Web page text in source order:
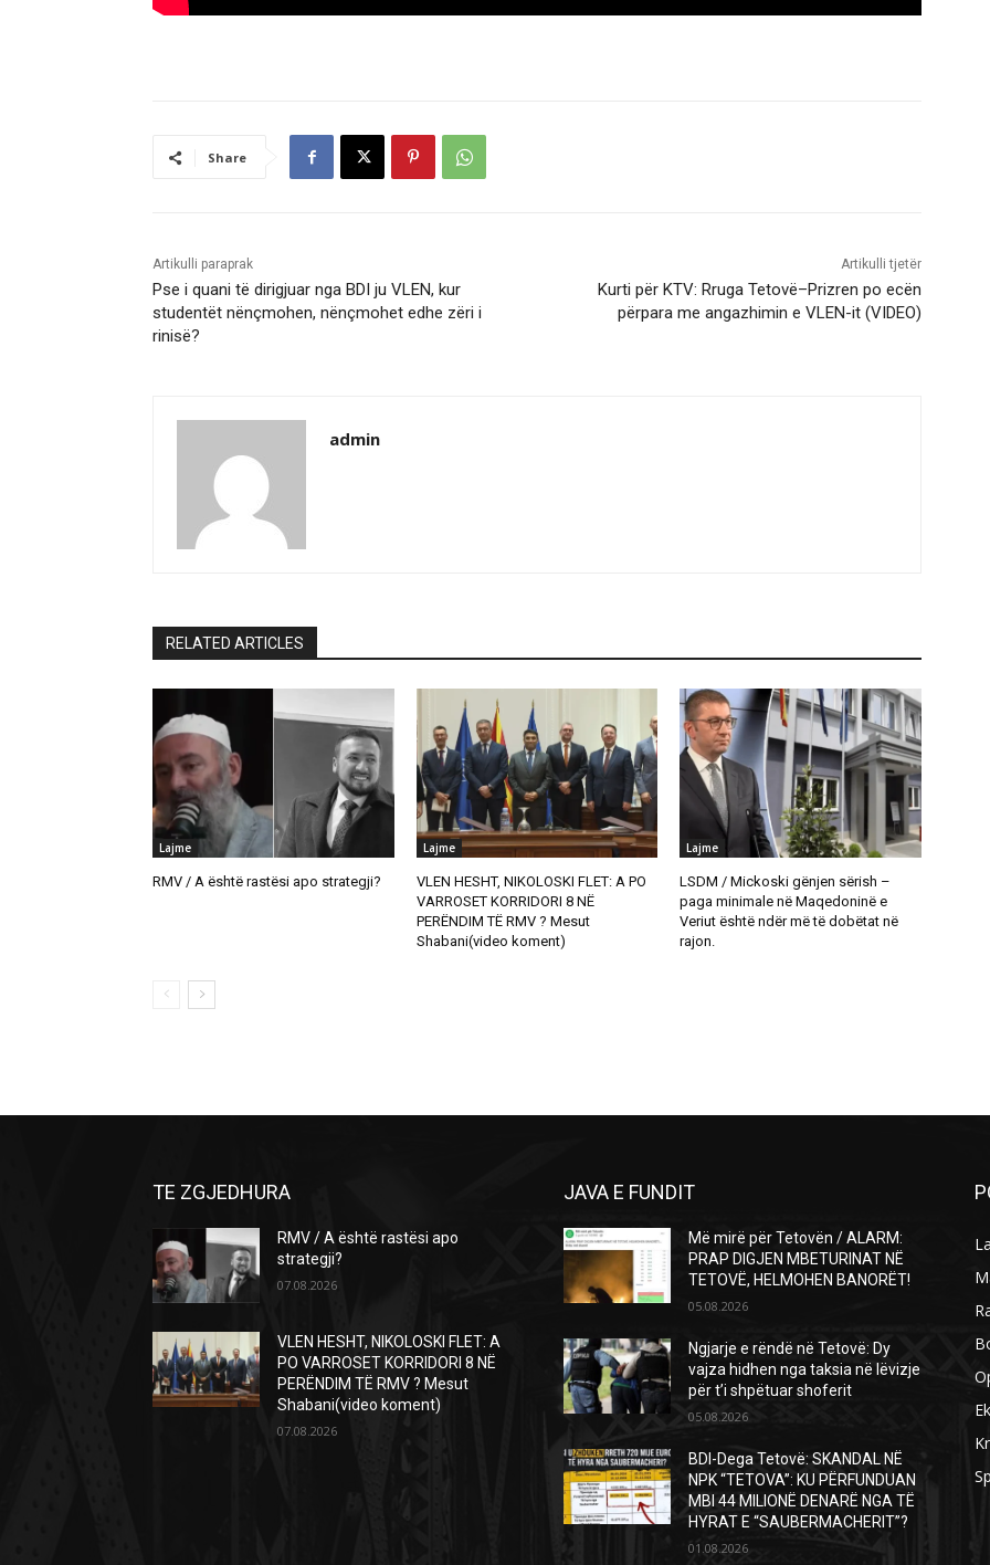
Share
Artikulli paraprak
Pse i quani të dirigjuar nga BDI ju VLEN, kur
studentët nënçmohen, nënçmohet edhe zëri i
rinisë?
Artikulli tjetër
Kurti për KTV: Rruga Tetovë–Prizren po ecën
përpara me angazhimin e VLEN-it (VIDEO)
admin
RELATED ARTICLES
Lajme
RMV / A është rastësi apo strategji?
Lajme
VLEN HESHT, NIKOLOSKI FLET: A PO
VARROSET KORRIDORI 8 NË
PERËNDIM TË RMV ? Mesut
Shabani(video koment)
Lajme
LSDM / Mickoski gënjen sërish –
paga minimale në Maqedoninë e
Veriut është ndër më të dobëtat në
rajon.
TE ZGJEDHURA
RMV / A është rastësi apo
strategji?
07.08.2026
VLEN HESHT, NIKOLOSKI FLET: A
PO VARROSET KORRIDORI 8 NË
PERËNDIM TË RMV ? Mesut
Shabani(video koment)
07.08.2026
JAVA E FUNDIT
Më mirë për Tetovën / ALARM:
PRAP DIGJEN MBETURINAT NË
TETOVË, HELMOHEN BANORËT!
05.08.2026
Ngjarje e rëndë në Tetovë: Dy
vajza hidhen nga taksia në lëvizje
për t’i shpëtuar shoferit
05.08.2026
BDI-Dega Tetovë: SKANDAL NË
NPK “TETOVA”: KU PËRFUNDUAN
MBI 44 MILIONË DENARË NGA TË
HYRAT E “SAUBERMACHERIT”?
01.08.2026